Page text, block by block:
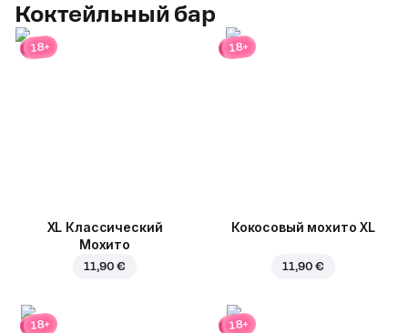
Коктейльный бар
18+
XL Классический
Мохито
11,90 €
18+
Кокосовый мохито XL
11,90 €
18+ 18+